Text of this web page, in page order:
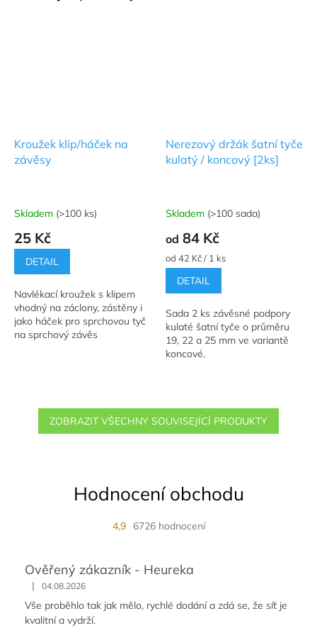
Kroužek klip/háček na
závěsy
Průměrné
hodnocení
produktu
5,0
5
hvězdiček.
Skladem (>100 ks)
25 Kč
DETAIL
Navlékací kroužek s klipem
vhodný na záclony, zástěny i
jako háček pro sprchovou tyč
na sprchový závěs
Nerezový držák šatní tyče
kulatý / koncový [2ks]
Průměrné
produktu
je
5,0
5
hvězdiček.
Skladem (>100 sada)
od 84 Kč
Měrná
cena:
od 42 Kč / 1 ks
DETAIL
Sada 2 ks závěsné podpory
kulaté šatní tyče o průměru
19, 22 a 25 mm ve variantě
koncové.
ZOBRAZIT VŠECHNY SOUVISEJÍCÍ PRODUKTY
Hodnocení obchodu
4,9 6726 hodnocení
Ověřený zákazník - Heureka
| 04.08.2026
Vše proběhlo tak jak mělo, rychlé dodání a zdá se, že síť je
kvalitní a vydrží.